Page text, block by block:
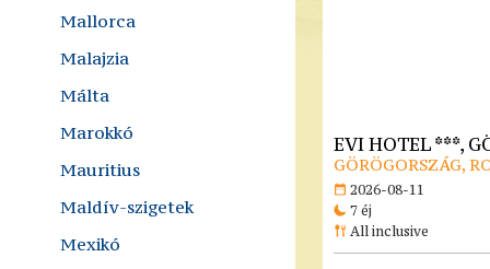
Mallorca
Malajzia
Málta
Marokkó
Mauritius
Maldív-szigetek
Mexikó
EVI HOTEL ***,
GÖRÖGORSZÁG,
2026-08-11
7 éj
All inclusive